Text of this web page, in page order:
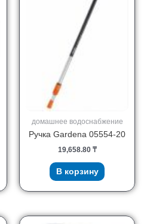
домашнее водоснабжение
Ручка Gardena 05554-20
19,658.80 ₸
В корзину